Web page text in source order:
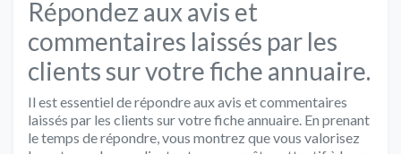
Répondez aux avis et
commentaires laissés par les
clients sur votre fiche annuaire.
Il est essentiel de répondre aux avis et commentaires
laissés par les clients sur votre fiche annuaire. En prenant
le temps de répondre, vous montrez que vous valorisez